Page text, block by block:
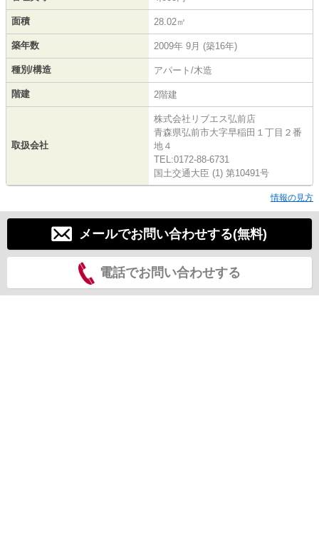
面積 28.02㎡
築年数 2009年 9月 (築16年)
種別/構造 アパート/木造
階建 2階建
取扱会社
株式会社リブエス弘前店
青森県弘前市大字早稲田１丁目２番
地４
TEL:0172-88-6731
国土交通大臣 (1) 第10491号
情報の見方
メールでお問い合わせする(無料)
電話でお問い合わせする